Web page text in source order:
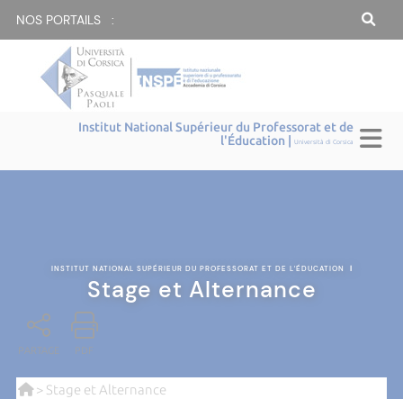
NOS PORTAILS :
Institut National Supérieur du Professorat et de
l'Éducation |Università di Corsica
INSTITUT NATIONAL SUPÉRIEUR DU PROFESSORAT ET DE L'ÉDUCATION |
Stage et Alternance
PARTAGE PDF
> Stage et Alternance